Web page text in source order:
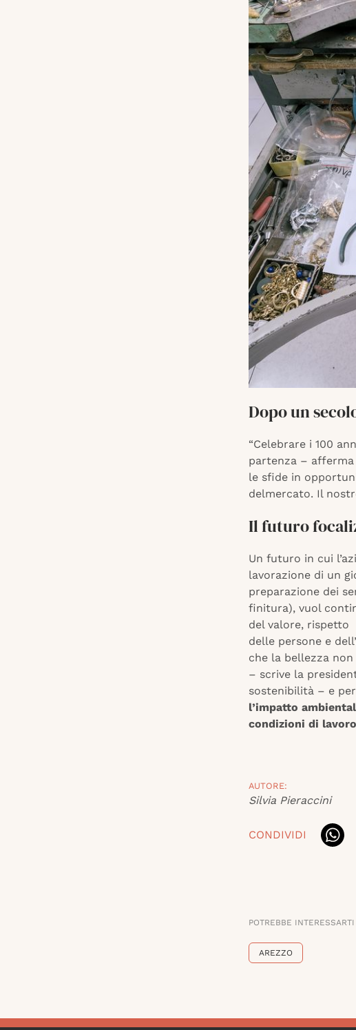
Dopo un
“Celebrare i 100
partenza –
le sfide in
delmercato. Il
Il futuro
Un futuro in cui
lavorazione di un
preparazione dei
finitura), vuol
del valore, rispetto
delle persone e
che la bellezza
– scrive la
sostenibilità – e
l’impatto
condizioni di
AUTORE:
Silvia Pieraccini
CONDIVIDI
POTREBBE
AREZZO